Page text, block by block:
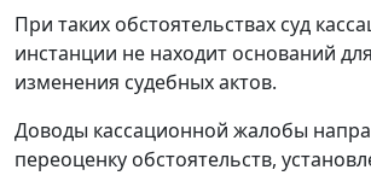
При таких обстоятельствах суд
инстанции не находит оснований
изменения судебных актов.
Доводы кассационной жалобы
переоценку обстоятельств,